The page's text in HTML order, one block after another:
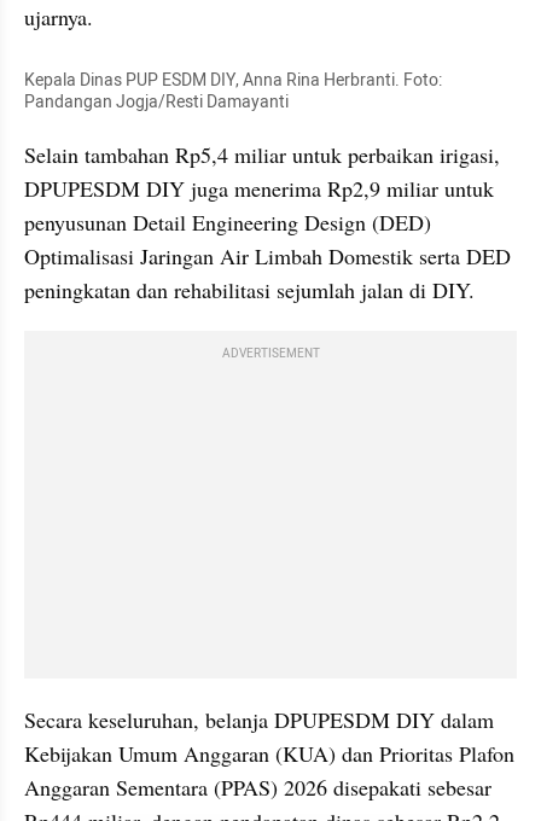
ujarnya.
Kepala Dinas PUP ESDM DIY, Anna Rina Herbranti. Foto:
Pandangan Jogja/Resti Damayanti
Selain tambahan Rp5,4 miliar untuk perbaikan irigasi,
DPUPESDM DIY juga menerima Rp2,9 miliar untuk
penyusunan Detail Engineering Design (DED)
Optimalisasi Jaringan Air Limbah Domestik serta DED
peningkatan dan rehabilitasi sejumlah jalan di DIY.
ADVERTISEMENT
Secara keseluruhan, belanja DPUPESDM DIY dalam
Kebijakan Umum Anggaran (KUA) dan Prioritas Plafon
Anggaran Sementara (PPAS) 2026 disepakati sebesar